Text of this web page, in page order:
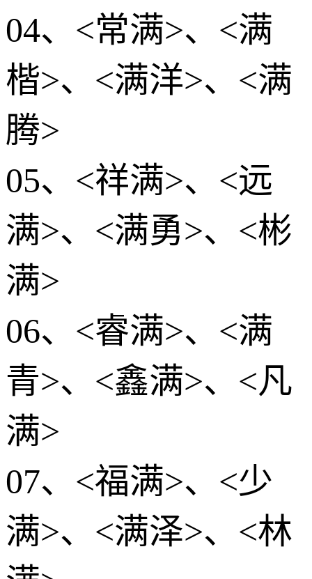
04、<常满>、<满
楷>、<满洋>、<满
腾>
05、<祥满>、<远
满>、<满勇>、<彬
满>
06、<睿满>、<满
青>、<鑫满>、<凡
满>
07、<福满>、<少
满>、<满泽>、<林